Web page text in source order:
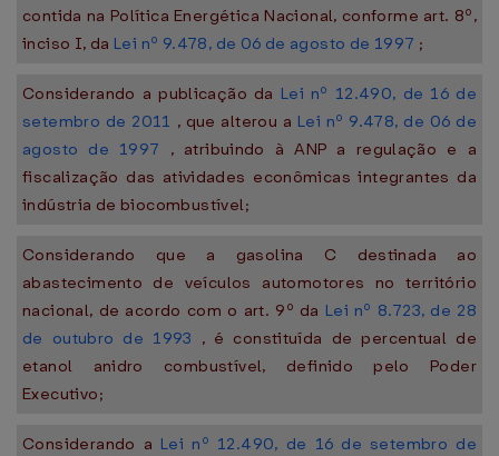
contida na Política Energética Nacional, conforme art. 8º,
inciso I, da Lei nº 9.478, de 06 de agosto de 1997 ;
Considerando a publicação da Lei nº 12.490, de 16 de
setembro de 2011 , que alterou a Lei nº 9.478, de 06 de
agosto de 1997 , atribuindo à ANP a regulação e a
fiscalização das atividades econômicas integrantes da
indústria de biocombustível;
Considerando que a gasolina C destinada ao
abastecimento de veículos automotores no território
nacional, de acordo com o art. 9º da Lei nº 8.723, de 28
de outubro de 1993 , é constituída de percentual de
etanol anidro combustível, definido pelo Poder
Executivo;
Considerando a Lei nº 12.490, de 16 de setembro de